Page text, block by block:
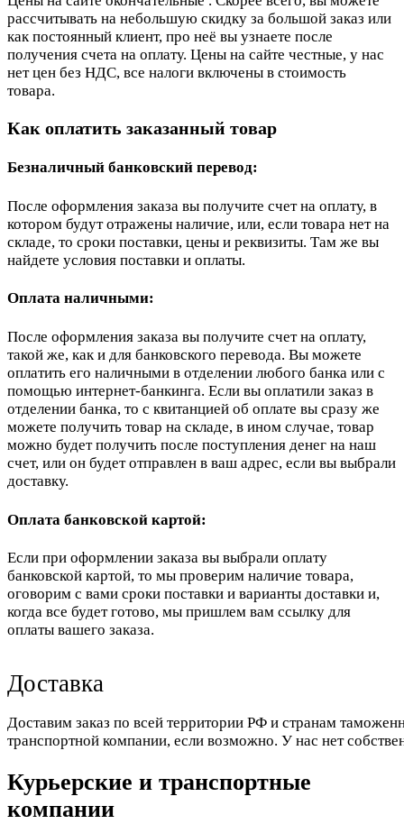
рассчитывать на небольшую скидку за большой заказ или
как постоянный клиент, про неё вы узнаете после
получения счета на оплату. Цены на сайте честные, у нас
нет цен без НДС, все налоги включены в стоимость
товара.
Как оплатить заказанный товар
Безналичный банковский перевод:
После оформления заказа вы получите счет на оплату, в
котором будут отражены наличие, или, если товара нет на
складе, то сроки поставки, цены и реквизиты. Там же вы
найдете условия поставки и оплаты.
Оплата наличными:
После оформления заказа вы получите счет на оплату,
такой же, как и для банковского перевода. Вы можете
оплатить его наличными в отделении любого банка или с
помощью интернет-банкинга. Если вы оплатили заказ в
отделении банка, то с квитанцией об оплате вы сразу же
можете получить товар на складе, в ином случае, товар
можно будет получить после поступления денег на наш
счет, или он будет отправлен в ваш адрес, если вы выбрали
доставку.
Оплата банковской картой:
Если при оформлении заказа вы выбрали оплату
банковской картой, то мы проверим наличие товара,
оговорим с вами сроки поставки и варианты доставки и,
когда все будет готово, мы пришлем вам ссылку для
оплаты вашего заказа.
Доставка
Доставим заказ по всей территории РФ и странам
транспортной компании, если возможно. У нас нет
Курьерские и транспортные
компании